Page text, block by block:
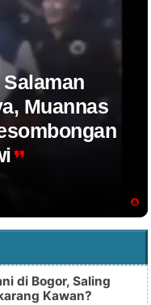
Muannas
di Bogor, Saling
Kawan?